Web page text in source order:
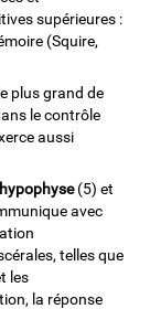
supérieures :
(Squire,
plus grand de
le contrôle
aussi
(5) et
avec
telles que
les
la réponse